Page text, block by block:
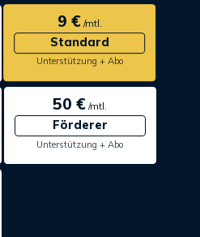
9 €/mtl.
Standard
Unterstützung + Abo
50 € /mtl.
Förderer
Unterstützung + Abo